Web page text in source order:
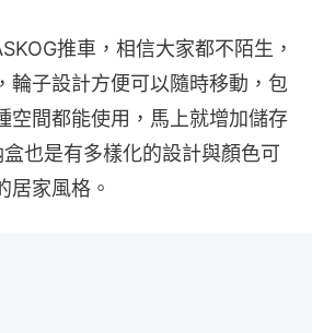
推車，相信大家都不陌生，
輪子設計方便可以隨時移動，包
空間都能使用，馬上就增加儲存
也是有多樣化的設計與顏色可
居家風格。